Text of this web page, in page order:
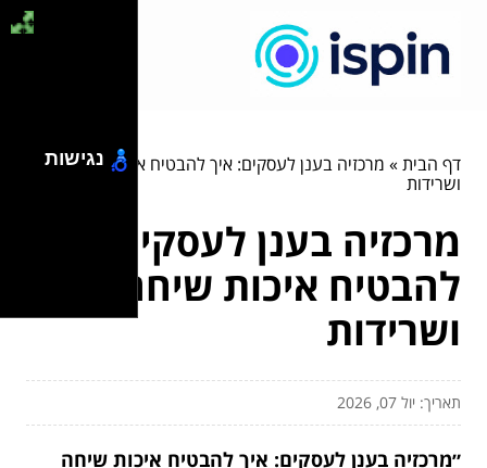
דף הבית» מרכזיה בענן לעסקים: איך להבטיח איכות שיחה
ושרידות
מרכזיה בענן לעסקים: איך
להבטיח איכות שיחה
ושרידות
תאריך: יול 07, 2026
״מרכזיה בענן לעסקים: איך להבטיח איכות שיחה
נגישות